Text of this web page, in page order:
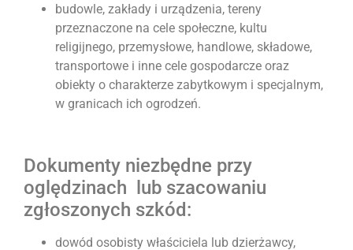
budowle, zakłady i urządzenia, tereny
przeznaczone na cele społeczne, kultu
religijnego, przemysłowe, handlowe, składowe,
transportowe i inne cele gospodarcze oraz
obiekty o charakterze zabytkowym i specjalnym,
w granicach ich ogrodzeń.
Dokumenty niezbędne przy
oględzinach lub szacowaniu
zgłoszonych szkód:
dowód osobisty właściciela lub dzierżawcy,